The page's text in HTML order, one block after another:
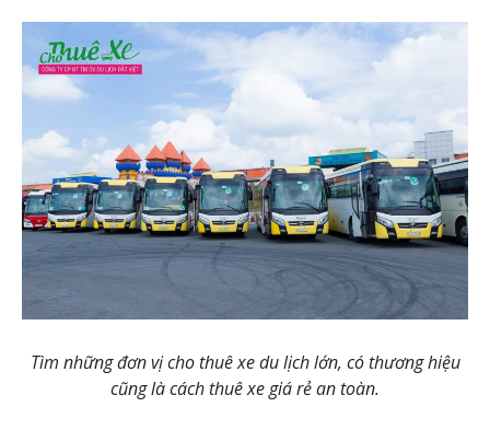
Tìm những đơn vị cho thuê xe du lịch lớn, có thương hiệu
cũng là cách thuê xe giá rẻ an toàn.